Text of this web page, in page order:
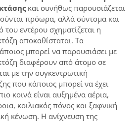
και συνήθως παρουσιάζεται
πρόωρα, αλλά σύντομα και
εντέρου σχηματίζεται η
αποκαθίσταται. Τα
μπορεί να παρουσιάσει με
διαφέρουν από άτομο σε
με την συγκεντρωτική
που κάποιος μπορεί να έχει
κοινά είναι αυξημένα αέρια,
κοιλιακός πόνος και ξαφνική
κένωση. Η ανίχνευση της